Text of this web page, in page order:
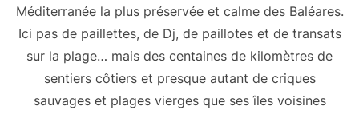
Méditerranée la plus préservée et calme des Baléares.
Ici pas de paillettes, de Dj, de paillotes et de transats
sur la plage… mais des centaines de kilomètres de
sentiers côtiers et presque autant de criques
sauvages et plages vierges que ses îles voisines